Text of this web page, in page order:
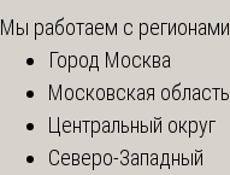
Мы работаем с регионами
Город Москва
Московская область
Центральный округ
Северо-Западный